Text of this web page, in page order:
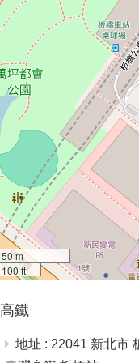
50 m
100 ft
高鐵
地址 : 22041 新北市